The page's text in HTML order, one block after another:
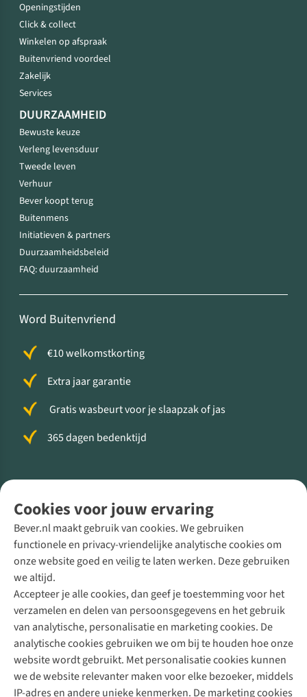
Cookies voor jouw ervaring
Bever.nl maakt gebruik van cookies. We gebruiken
functionele en privacy-vriendelijke analytische cookies om
onze website goed en veilig te laten werken. Deze gebruiken
we altijd.
Accepteer je alle cookies, dan geef je toestemming voor het
verzamelen en delen van persoonsgegevens en het gebruik
van analytische, personalisatie en marketing cookies. De
analytische cookies gebruiken we om bij te houden hoe onze
website wordt gebruikt. Met personalisatie cookies kunnen
we de website relevanter maken voor elke bezoeker, middels
IP-adres en andere unieke kenmerken. De marketing cookies
Openingstijden
Click & collect
Winkelen op afspraak
Buitenvriend voordeel
Zakelijk
Services
DUURZAAMHEID
Bewuste keuze
Verleng levensduur
Tweede leven
Verhuur
Bever koopt terug
Buitenmens
Initiatieven & partners
Duurzaamheidsbeleid
FAQ: duurzaamheid
Word Buitenvriend
€10 welkomstkorting
Extra jaar garantie
Gratis wasbeurt voor je slaapzak of jas
365 dagen bedenktijd
Direct advies van een Buitenexpert
+31 (0)85 888 50 88
+31 6 12 28 49 80
Contactformulier